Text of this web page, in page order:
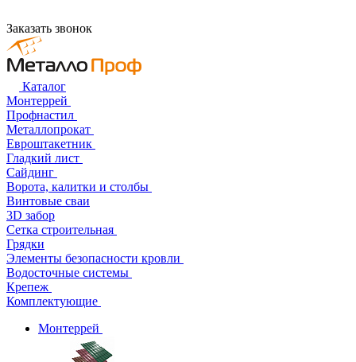
Заказать звонок
Каталог
Монтеррей
Профнастил
Металлопрокат
Евроштакетник
Гладкий лист
Сайдинг
Ворота, калитки и столбы
Винтовые сваи
3D забор
Сетка строительная
Грядки
Элементы безопасности кровли
Водосточные системы
Крепеж
Комплектующие
Монтеррей